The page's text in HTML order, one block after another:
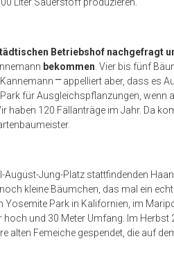
Betriebshof nachgefragt
bekommen . Vier bis fünf
⎻appelliert aber, dass es
für Ausgleichspflanzungen, wenn
haben 120 Fällanträge im Jahr. Da
Jung-Platz stattfindenden
kleine Bäumchen, das mal ein
Park in Kalifornien, im
hoch und 30 Meter Umfang. Im
alten Femeiche gespendet, die auf